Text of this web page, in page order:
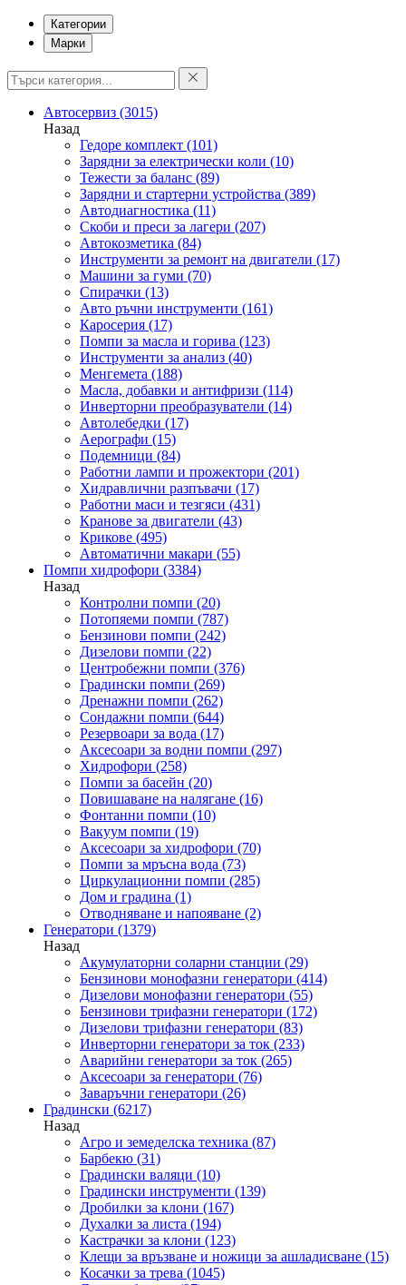
Категории
Марки
Автосервиз (3015)
Назад
Гедоре комплект (101)
Зарядни за електрически коли (10)
Тежести за баланс (89)
Зарядни и стартерни устройства (389)
Автодиагностика (11)
Скоби и преси за лагери (207)
Автокозметика (84)
Инструменти за ремонт на двигатели (17)
Машини за гуми (70)
Спирачки (13)
Авто ръчни инструменти (161)
Каросерия (17)
Помпи за масла и горива (123)
Инструменти за анализ (40)
Менгемета (188)
Масла, добавки и антифризи (114)
Инверторни преобразуватели (14)
Автолебедки (17)
Аерографи (15)
Подемници (84)
Работни лампи и прожектори (201)
Хидравлични разпъвачи (17)
Работни маси и тезгяси (431)
Кранове за двигатели (43)
Крикове (495)
Автоматични макари (55)
Помпи хидрофори (3384)
Назад
Контролни помпи (20)
Потопяеми помпи (787)
Бензинови помпи (242)
Дизелови помпи (22)
Центробежни помпи (376)
Градински помпи (269)
Дренажни помпи (262)
Сондажни помпи (644)
Резервоари за вода (17)
Аксесоари за водни помпи (297)
Хидрофори (258)
Помпи за басейн (20)
Повишаване на налягане (16)
Фонтанни помпи (10)
Вакуум помпи (19)
Аксесоари за хидрофори (70)
Помпи за мръсна вода (73)
Циркулационни помпи (285)
Дом и градина (1)
Отводняване и напояване (2)
Генератори (1379)
Назад
Акумулаторни соларни станции (29)
Бензинови монофазни генератори (414)
Дизелови монофазни генератори (55)
Бензинови трифазни генератори (172)
Дизелови трифазни генератори (83)
Инверторни генератори за ток (233)
Аварийни генератори за ток (265)
Аксесоари за генератори (76)
Заваръчни генератори (26)
Градински (6217)
Назад
Агро и земеделска техника (87)
Барбекю (31)
Градински валяци (10)
Градински инструменти (139)
Дробилки за клони (167)
Духалки за листа (194)
Кастрачки за клони (123)
Клещи за връзване и ножици за ашладисване (15)
Косачки за трева (1045)